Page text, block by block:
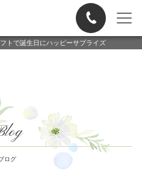
トで誕生日にハッピーサプライズ
ログ